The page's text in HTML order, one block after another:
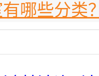
哪些分类